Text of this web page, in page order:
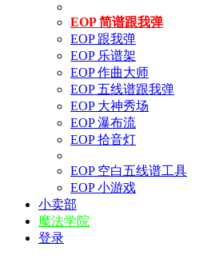
EOP 简谱跟我弹
EOP 跟我弹
EOP 乐谱架
EOP 作曲大师
EOP 五线谱跟我弹
EOP 大神秀场
EOP 瀑布流
EOP 拾音灯
EOP 空白五线谱工具
EOP 小游戏
小卖部
魔法学院
登录